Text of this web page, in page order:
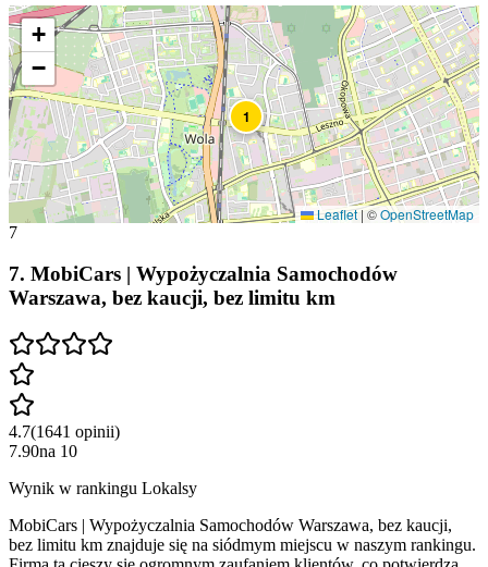
1
+
−
Leaflet|©OpenStreetMap
7
7. MobiCars | Wypożyczalnia Samochodów
Warszawa, bez kaucji, bez limitu km
4.7(1641 opinii)
7.90na 10
Wynik w rankingu Lokalsy
MobiCars | Wypożyczalnia Samochodów Warszawa, bez kaucji,
bez limitu km znajduje się na siódmym miejscu w naszym rankingu.